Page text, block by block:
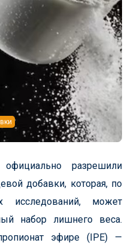
разрешили
добавки, которая, по
исследований, может
набор лишнего веса.
эфире (IPE) —